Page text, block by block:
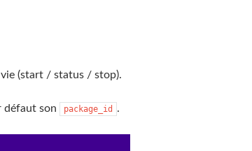
vie (start / status / stop).
défaut son package_id .